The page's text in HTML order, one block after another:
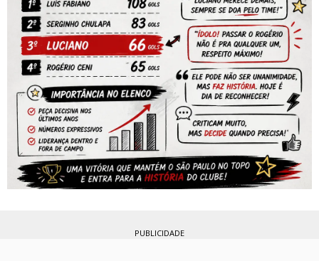
PUBLICIDADE